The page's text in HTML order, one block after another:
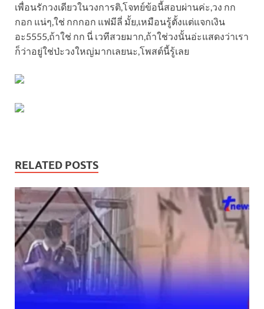
เพื่อนรักวงเดียวในวงการติ,โจทย์ข้อนี้สอบผ่านค่ะ,วง กก
กอก แน่ๆ,ใช่ กกกอก แฟมีลี่ มั้ย,เหมือนรู้ตั้งแต่แจกเงิน
อะ5555,ถ้าใช่ กก นี่ เวทีสวยมาก,ถ้าใช่วงนั้นอ่ะแสดงว่าเรา
ก็ว่าอยู่ใช่ป่ะวงใหญ่มากเลยนะ,โพสต์นี้รู้เลย
RELATED POSTS